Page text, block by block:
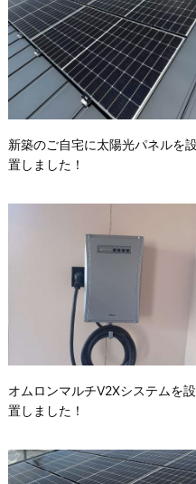
新築のご自宅に太陽光パネルを設
置しました！
オムロンマルチV2Xシステムを設
置しました！